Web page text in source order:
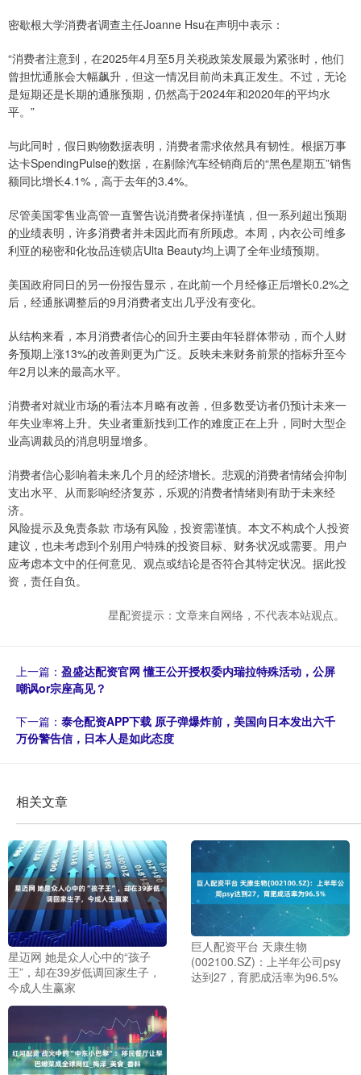
密歇根大学消费者调查主任Joanne Hsu在声明中表示：
“消费者注意到，在2025年4月至5月关税政策发展最为紧张时，他们
曾担忧通胀会大幅飙升，但这一情况目前尚未真正发生。不过，无论
是短期还是长期的通胀预期，仍然高于2024年和2020年的平均水
平。”
与此同时，假日购物数据表明，消费者需求依然具有韧性。根据万事
达卡SpendingPulse的数据，在剔除汽车经销商后的“黑色星期五”销售
额同比增长4.1%，高于去年的3.4%。
尽管美国零售业高管一直警告说消费者保持谨慎，但一系列超出预期
的业绩表明，许多消费者并未因此而有所顾虑。本周，内衣公司维多
利亚的秘密和化妆品连锁店Ulta Beauty均上调了全年业绩预期。
美国政府同日的另一份报告显示，在此前一个月经修正后增长0.2%之
后，经通胀调整后的9月消费者支出几乎没有变化。
从结构来看，本月消费者信心的回升主要由年轻群体带动，而个人财
务预期上涨13%的改善则更为广泛。反映未来财务前景的指标升至今
年2月以来的最高水平。
消费者对就业市场的看法本月略有改善，但多数受访者仍预计未来一
年失业率将上升。失业者重新找到工作的难度正在上升，同时大型企
业高调裁员的消息明显增多。
消费者信心影响着未来几个月的经济增长。悲观的消费者情绪会抑制
支出水平、从而影响经济复苏，乐观的消费者情绪则有助于未来经
济。
风险提示及免责条款 市场有风险，投资需谨慎。本文不构成个人投资
建议，也未考虑到个别用户特殊的投资目标、财务状况或需要。用户
应考虑本文中的任何意见、观点或结论是否符合其特定状况。据此投
资，责任自负。
星配资提示：文章来自网络，不代表本站观点。
上一篇： 盈盛达配资官网 懂王公开授权委内瑞拉特殊活动，公屏
嘲讽or宗座高见？
下一篇： 泰仓配资APP下载 原子弹爆炸前，美国向日本发出六千
万份警告信，日本人是如此态度
相关文章
星迈网 她是众人心中的“孩子
王”，却在39岁低调回家生子，
今成人生赢家
巨人配资平台 天康生物
(002100.SZ)：上半年公司psy
达到27，育肥成活率为96.5%